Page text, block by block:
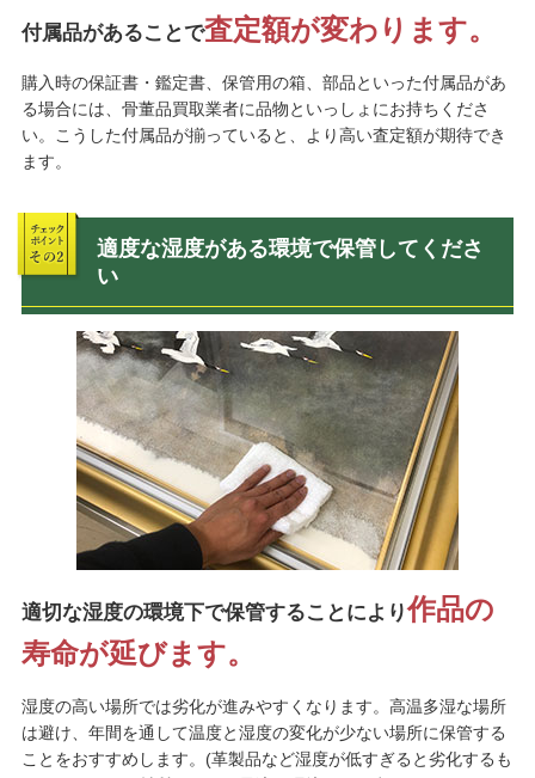
付属品があることで査定額が変わります。
購入時の保証書・鑑定書、保管用の箱、部品といった付属品があ
る場合には、骨董品買取業者に品物といっしょにお持ちくださ
い。こうした付属品が揃っていると、より高い査定額が期待でき
ます。
適度な湿度がある環境で保管してくださ
い
適切な湿度の環境下で保管することにより作品の
寿命が延びます。
湿度の高い場所では劣化が進みやすくなります。高温多湿な場所
は避け、年間を通して温度と湿度の変化が少ない場所に保管する
ことをおすすめします。(革製品など湿度が低すぎると劣化するも